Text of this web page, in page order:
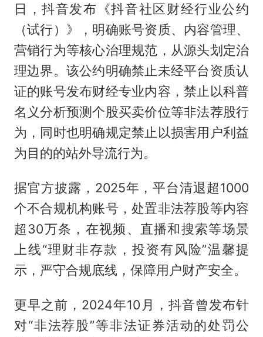
日，抖音发布《抖音社区财经行业公约
（试行）》，明确账号资质、内容管理、
营销行为等核心治理规范，从源头划定治
理边界。该公约明确禁止未经平台资质认
证的账号发布财经专业内容，禁止以科普
名义分析预测个股买卖价位等非法荐股行
为，同时也明确规定禁止以损害用户利益
为目的的站外导流行为。
据官方披露，2025年，平台清退超1000
个不合规机构账号，处置非法荐股等内容
超30万条，在视频、直播和搜索等场景
上线“理财非存款，投资有风险”温馨提
示，严守合规底线，保障用户财产安全。
更早之前，2024年10月，抖音曾发布针
对“非法荐股”等非法证券活动的处罚公